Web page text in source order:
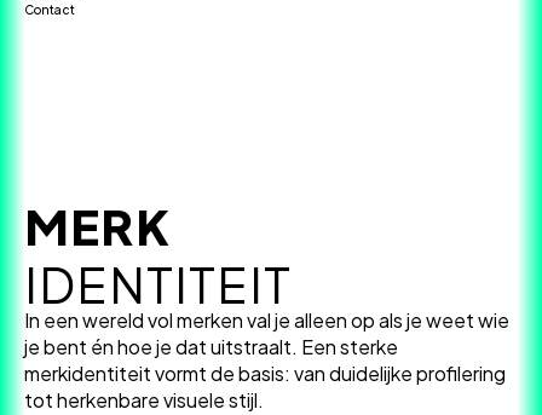
Contact
MERK
IDENTITEIT
In een wereld vol merken val je alleen op als je weet wie
je bent én hoe je dat uitstraalt. Een sterke
merkidentiteit vormt de basis: van duidelijke profilering
tot herkenbare visuele stijl.